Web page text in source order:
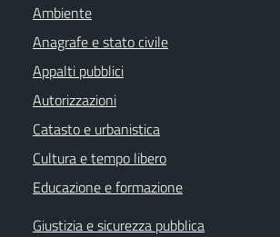
Ambiente
Anagrafe e stato civile
Appalti pubblici
Autorizzazioni
Catasto e urbanistica
Cultura e tempo libero
Educazione e formazione
Giustizia e sicurezza pubblica